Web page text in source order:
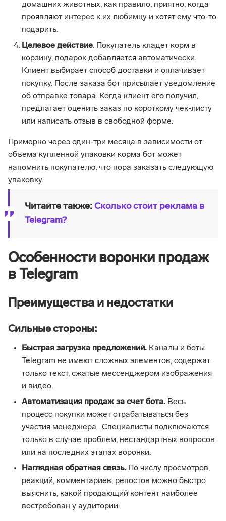
домашних животных, как правило, приятно, когда
проявляют интерес к их любимцу и хотят ему что-то
подарить.
Целевое действие. Покупатель кладет корм в
корзину, подарок добавляется автоматически.
Клиент выбирает способ доставки и оплачивает
покупку. После заказа бот присылает уведомление
об отправке товара. Когда клиент его получил,
предлагает оценить заказ по короткому чек-листу
или написать отзыв в свободной форме.
Примерно через один-три месяца в зависимости от
объема купленной упаковки корма бот может
напомнить покупателю, что пора заказать следующую
упаковку.
Читайте также: Сколько стоит реклама в
Telegram?
Особенности воронки продаж
в Telegram
Преимущества и недостатки
Сильные стороны:
Быстрая загрузка предложений. Каналы и боты
Telegram не имеют сложных элементов, содержат
только текст, сжатые мессенджером изображения
и видео.
Автоматизация продаж за счет бота. Весь
процесс покупки может отрабатываться без
участия менеджера. Специалисты подключаются
только в случае проблем, нестандартных вопросов
или на последних этапах воронки.
Наглядная обратная связь. По числу просмотров,
реакций, комментариев, репостов можно быстро
выяснить, какой продающий контент наиболее
востребован у аудитории.